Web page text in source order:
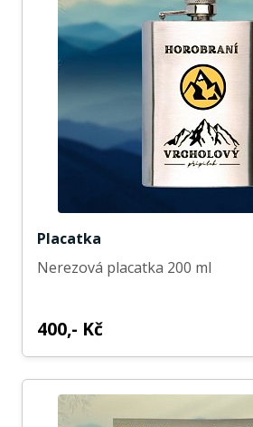
Placatka
Nerezová placatka 200 ml
400,- Kč